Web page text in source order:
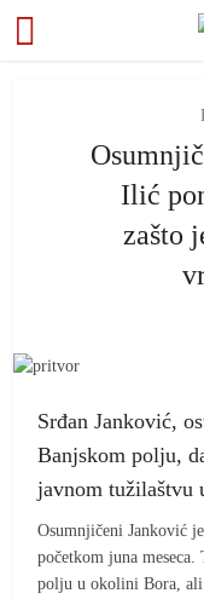
Ilić
zašto
Srđan Janković,
Banjskom polju,
javnom tužilaštvu
Osumnjičeni Janković
početkom juna
polju u okolini Bora,